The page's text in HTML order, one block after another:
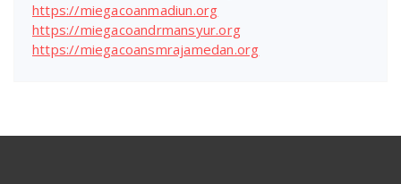
https://miegacoanmadiun.org
https://miegacoandrmansyur.org
https://miegacoansmrajamedan.org